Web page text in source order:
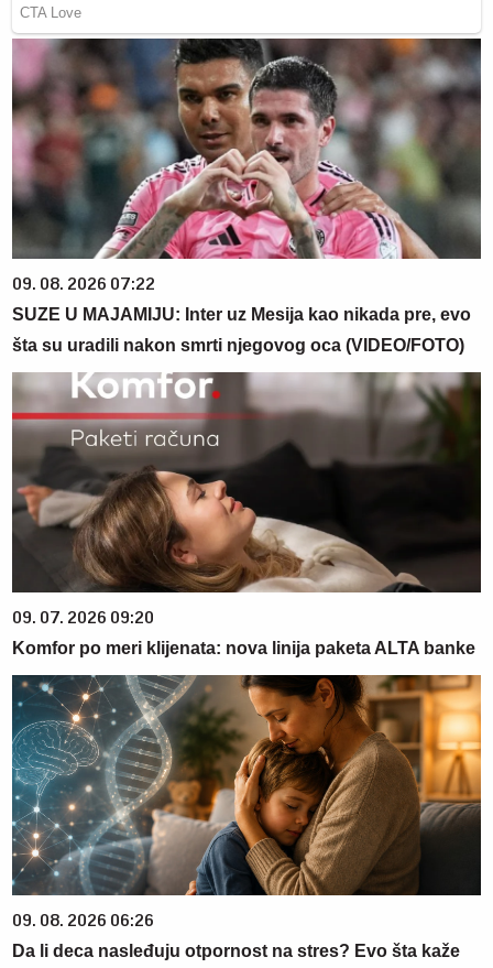
09. 08. 2026 07:22
SUZE U MAJAMIJU: Inter uz Mesija kao nikada pre, evo
šta su uradili nakon smrti njegovog oca (VIDEO/FOTO)
09. 07. 2026 09:20
Komfor po meri klijenata: nova linija paketa ALTA banke
09. 08. 2026 06:26
Da li deca nasleđuju otpornost na stres? Evo šta kaže